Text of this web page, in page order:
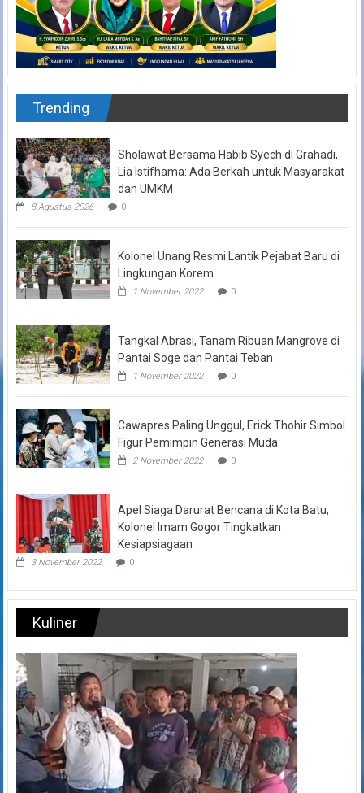
Trending
Sholawat Bersama Habib Syech di Grahadi,
Lia Istifhama: Ada Berkah untuk Masyarakat
dan UMKM
8 Agustus 2026 0
Kolonel Unang Resmi Lantik Pejabat Baru di
Lingkungan Korem
1 November 2022 0
Tangkal Abrasi, Tanam Ribuan Mangrove di
Pantai Soge dan Pantai Teban
1 November 2022 0
Cawapres Paling Unggul, Erick Thohir Simbol
Figur Pemimpin Generasi Muda
2 November 2022 0
Apel Siaga Darurat Bencana di Kota Batu,
Kolonel Imam Gogor Tingkatkan
Kesiapsiagaan
3 November 2022 0
Kuliner